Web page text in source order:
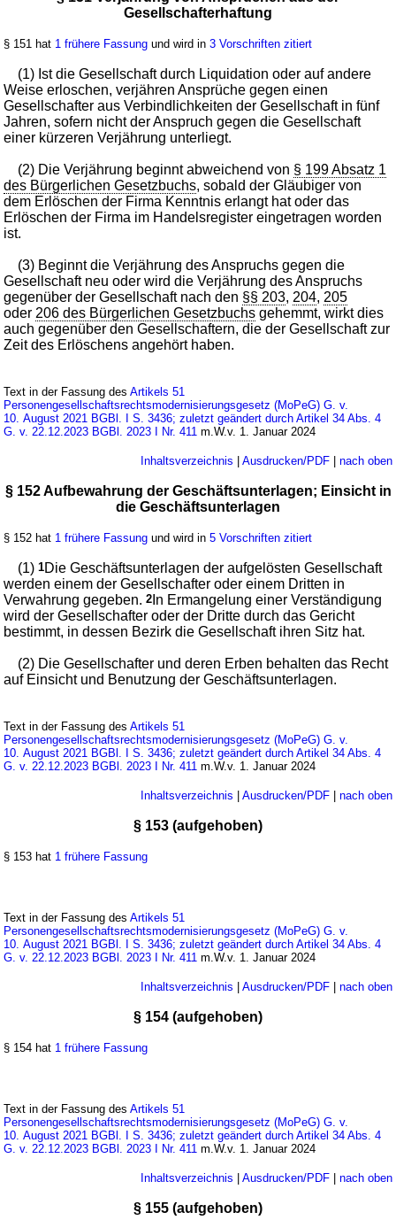
Gesellschafterhaftung
§ 151 hat 1 frühere Fassung und wird in3 Vorschriften zitiert
(1) Ist die Gesellschaft durch Liquidation oder auf andere
Weise erloschen, verjähren Ansprüche gegen einen
Gesellschafter aus Verbindlichkeiten der Gesellschaft in fünf
Jahren, sofern nicht der Anspruch gegen die Gesellschaft
einer kürzeren Verjährung unterliegt.
(2) Die Verjährung beginnt abweichend von § 199 Absatz 1
des Bürgerlichen Gesetzbuchs, sobald der Gläubiger von
dem Erlöschen der Firma Kenntnis erlangt hat oder das
Erlöschen der Firma im Handelsregister eingetragen worden
ist.
(3) Beginnt die Verjährung des Anspruchs gegen die
Gesellschaft neu oder wird die Verjährung des Anspruchs
gegenüber der Gesellschaft nach den §§ 203, 204, 205
oder 206 des Bürgerlichen Gesetzbuchs gehemmt, wirkt dies
auch gegenüber den Gesellschaftern, die der Gesellschaft zur
Zeit des Erlöschens angehört haben.
Text in der Fassung desArtikels 51
Personengesellschaftsrechtsmodernisierungsgesetz (MoPeG) G. v.
10. August 2021 BGBl. I S. 3436; zuletzt geändert durch Artikel 34 Abs. 4
G. v. 22.12.2023 BGBl. 2023 I Nr. 411 m.W.v. 1. Januar 2024
Inhaltsverzeichnis | Ausdrucken/PDF| nach oben
§ 152 Aufbewahrung der Geschäftsunterlagen; Einsicht in
die Geschäftsunterlagen
§ 152 hat 1 frühere Fassung und wird in5 Vorschriften zitiert
(1)1Die Geschäftsunterlagen der aufgelösten Gesellschaft
werden einem der Gesellschafter oder einem Dritten in
Verwahrung gegeben.2 In Ermangelung einer Verständigung
wird der Gesellschafter oder der Dritte durch das Gericht
bestimmt, in dessen Bezirk die Gesellschaft ihren Sitz hat.
(2) Die Gesellschafter und deren Erben behalten das Recht
auf Einsicht und Benutzung der Geschäftsunterlagen.
Text in der Fassung desArtikels 51
Personengesellschaftsrechtsmodernisierungsgesetz (MoPeG) G. v.
10. August 2021 BGBl. I S. 3436; zuletzt geändert durch Artikel 34 Abs. 4
G. v. 22.12.2023 BGBl. 2023 I Nr. 411 m.W.v. 1. Januar 2024
Inhaltsverzeichnis | Ausdrucken/PDF| nach oben
§ 153 (aufgehoben)
§ 153 hat 1 frühere Fassung
Text in der Fassung desArtikels 51
Personengesellschaftsrechtsmodernisierungsgesetz (MoPeG) G. v.
10. August 2021 BGBl. I S. 3436; zuletzt geändert durch Artikel 34 Abs. 4
G. v. 22.12.2023 BGBl. 2023 I Nr. 411 m.W.v. 1. Januar 2024
Inhaltsverzeichnis | Ausdrucken/PDF| nach oben
§ 154 (aufgehoben)
§ 154 hat 1 frühere Fassung
Text in der Fassung desArtikels 51
Personengesellschaftsrechtsmodernisierungsgesetz (MoPeG) G. v.
10. August 2021 BGBl. I S. 3436; zuletzt geändert durch Artikel 34 Abs. 4
G. v. 22.12.2023 BGBl. 2023 I Nr. 411 m.W.v. 1. Januar 2024
Inhaltsverzeichnis | Ausdrucken/PDF| nach oben
§ 155 (aufgehoben)